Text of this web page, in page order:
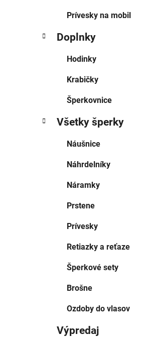
Prívesky na mobil
Doplnky
Hodinky
Krabičky
Šperkovnice
Všetky šperky
Náušnice
Náhrdelníky
Náramky
Prstene
Prívesky
Retiazky a reťaze
Šperkové sety
Brošne
Ozdoby do vlasov
Výpredaj